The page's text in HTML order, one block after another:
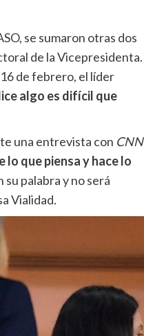
se sumaron otras dos
de la Vicepresidenta.
16 de febrero, el líder
algo es difícil que
una entrevista con CNN
lo que piensa y hace lo
su palabra y no será
Vialidad.